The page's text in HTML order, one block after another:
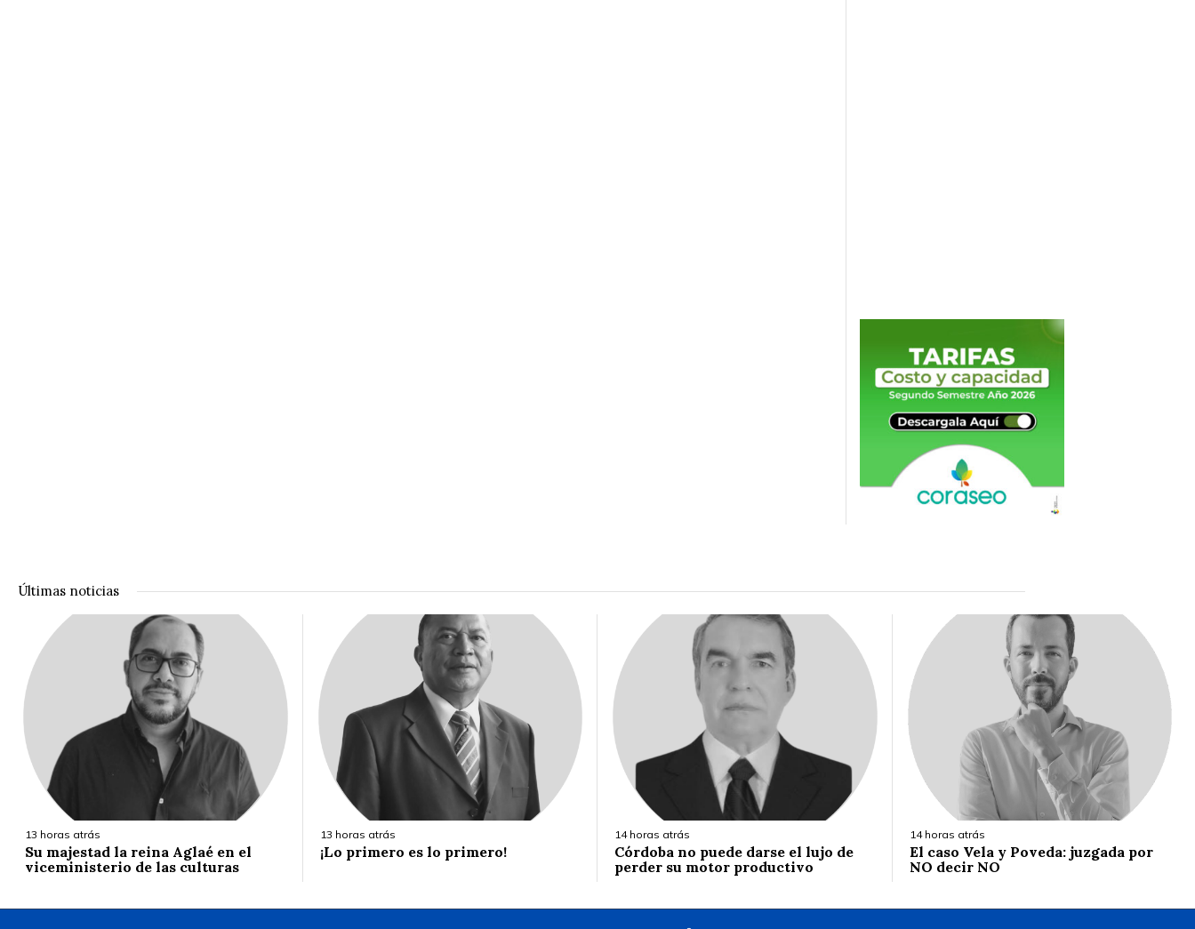
Últimas noticias
13 horas atrás
Su majestad la reina Aglaé en el
viceministerio de las culturas
13 horas atrás
¡Lo primero es lo primero!
14 horas atrás
Córdoba no puede darse el lujo de
perder su motor productivo
14 horas atrás
El caso Vela y Poveda: juzgada por
NO decir NO